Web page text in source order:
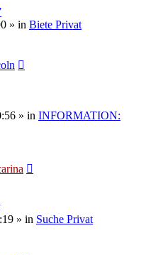
» in Biete Privat
» in INFORMATION:
» in Suche Privat